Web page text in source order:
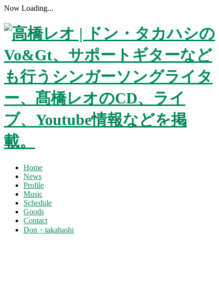
Now Loading...
Home
News
Profile
Music
Schedule
Goods
Contact
Don・takahashi